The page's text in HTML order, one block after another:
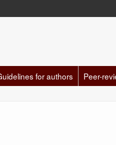
for authors Peer-